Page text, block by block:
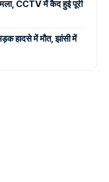
CCTV में कैद हुई पूरी
हादसे में मौत, झांसी में